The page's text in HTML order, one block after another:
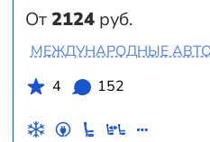
От2124 руб.
МЕЖДУНАРОДНЫЕ
4
152